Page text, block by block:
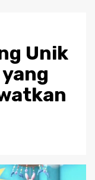
Unik